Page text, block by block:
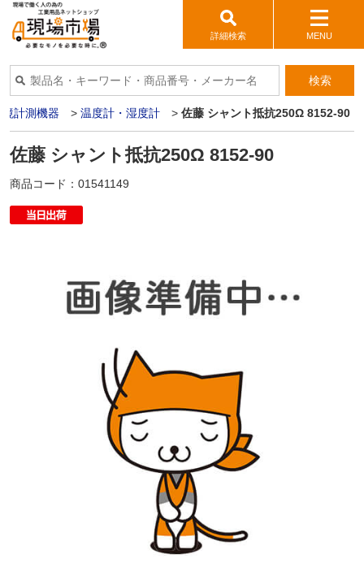
詳細検索 MENU
検索
境計測機器 > 温度計・湿度計 > 佐藤 シャント抵抗250Ω 8152-90
佐藤 シャント抵抗250Ω 8152-90
商品コード： 01541149